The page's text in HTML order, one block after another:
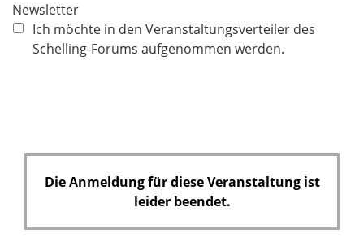
h
t
Newsletter
Ich möchte in den Veranstaltungsverteiler des
Schelling-Forums aufgenommen werden.
Die Anmeldung für diese Veranstaltung ist
leider beendet.